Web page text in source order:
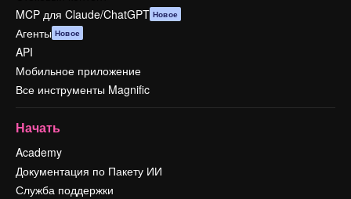
MCP для Claude/ChatGPT Новое
Агенты Новое
API
Мобильное приложение
Все инструменты Magnific
Начать
Academy
Документация по Пакету ИИ
Служба поддержки